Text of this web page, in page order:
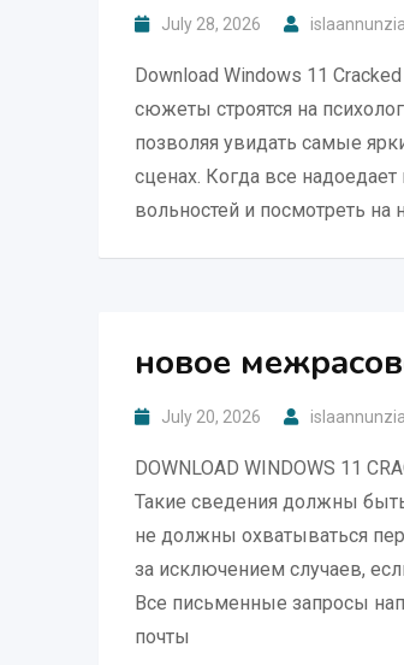
July 28, 2026
Download Windows 11
сюжеты строятся на
позволяя увидать самые
сценах. Когда все
вольностей и посмотреть
новое
July 20, 2026
DOWNLOAD WINDOWS 11
Такие сведения должны
не должны охватываться
за исключением случаев,
Все письменные запросы
почты